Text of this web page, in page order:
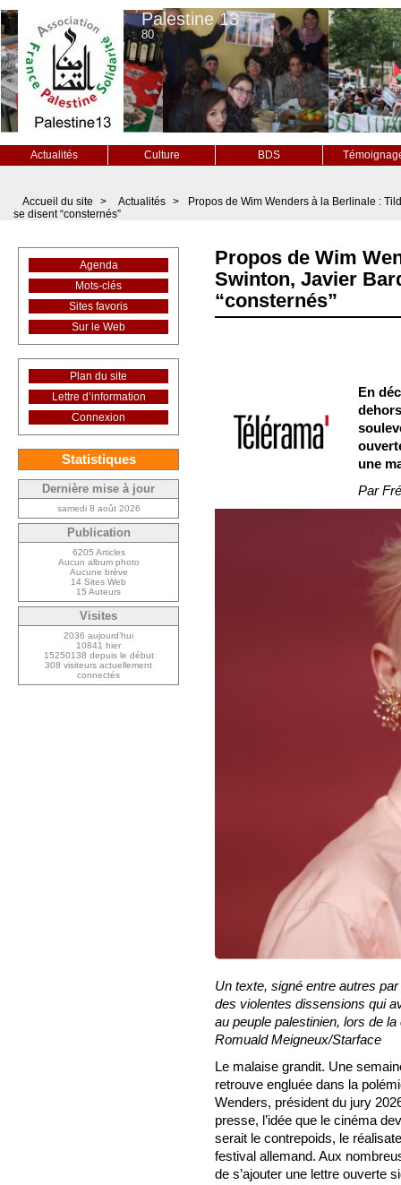
Palestine 13
80
Actualités Culture BDS
Accueil du site > Actualités >
Propos de Wim Wenders à la Berlinale :
se disent “consternés”
Propos de Wim
Swinton, Javier
“consternés”
En
une
Par
Un texte, signé entre autres
des violentes dissensions qui
au peuple palestinien, lors de
Romuald Meigneux/Starface
Le malaise grandit. Une
retrouve engluée dans la
Wenders, président du jury
presse, l’idée que le cinéma
serait le contrepoids, le
festival allemand. Aux
de s’ajouter une lettre ouverte
Agenda
Mots-clés
Sites favoris
Sur le Web
Plan du site
Lettre d’information
Connexion
Statistiques
Dernière mise à jour
samedi 8 août 2026
Publication
6205 Articles
Aucun album photo
Aucune brève
14 Sites Web
15 Auteurs
Visites
2036 aujourd’hui
10841 hier
15250138 depuis le début
308 visiteurs actuellement
connectés